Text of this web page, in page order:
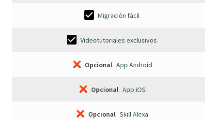
Migración fácil
Videotutoriales exclusivos
Opcional App Android
Opcional App iOS
Opcional Skill Alexa